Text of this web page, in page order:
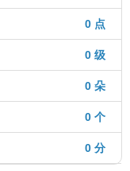
0 点
0 级
0 朵
0 个
0 分